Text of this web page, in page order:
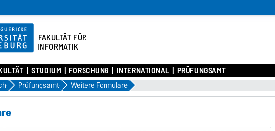
FAKULTÄT FÜR
INFORMATIK
STUDIUM FORSCHUNG INTERNATIONAL PRÜFUNGSAMT
Prüfungsamt Weitere Formulare